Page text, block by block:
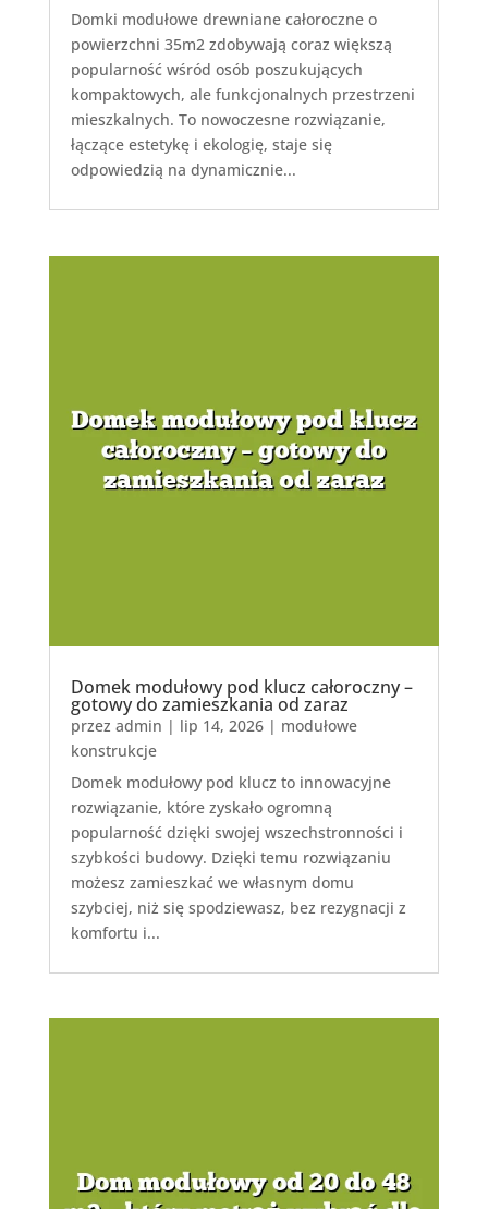
Domki modułowe drewniane całoroczne o
powierzchni 35m2 zdobywają coraz większą
popularność wśród osób poszukujących
kompaktowych, ale funkcjonalnych przestrzeni
mieszkalnych. To nowoczesne rozwiązanie,
łączące estetykę i ekologię, staje się
odpowiedzią na dynamicznie...
Domek modułowy pod klucz całoroczny –
gotowy do zamieszkania od zaraz
przez admin | lip 14, 2026| modułowe
konstrukcje
Domek modułowy pod klucz to innowacyjne
rozwiązanie, które zyskało ogromną
popularność dzięki swojej wszechstronności i
szybkości budowy. Dzięki temu rozwiązaniu
możesz zamieszkać we własnym domu
szybciej, niż się spodziewasz, bez rezygnacji z
komfortu i...